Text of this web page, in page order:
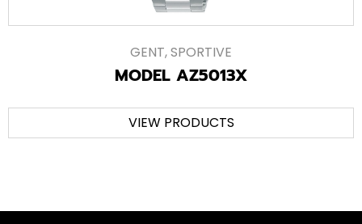
GENT,SPORTIVE
MODEL AZ5013X
VIEW PRODUCTS